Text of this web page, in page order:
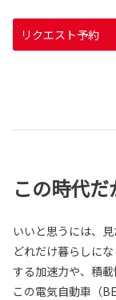
リクエスト予約
この時代だ
いいと思うには、見
どれだけ暮らしに
する加速力や、積載
この電気自動車（